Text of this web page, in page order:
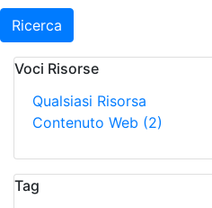
Ricerca
Voci Risorse
Qualsiasi Risorsa
Contenuto Web (2)
Tag